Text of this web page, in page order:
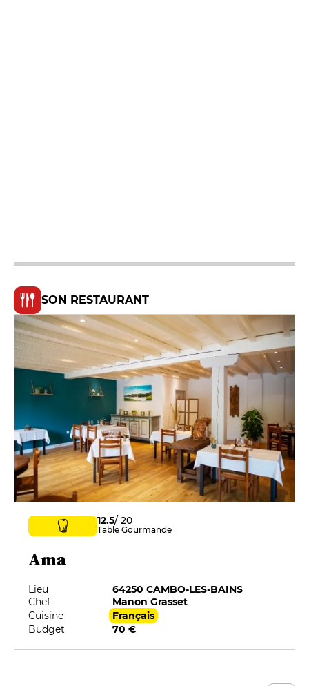
SON RESTAURANT
12.5/ 20
Table Gourmande
Ama
Lieu
64250 CAMBO-LES-BAINS
Chef
Manon Grasset
Cuisine
Français
Budget
70 €